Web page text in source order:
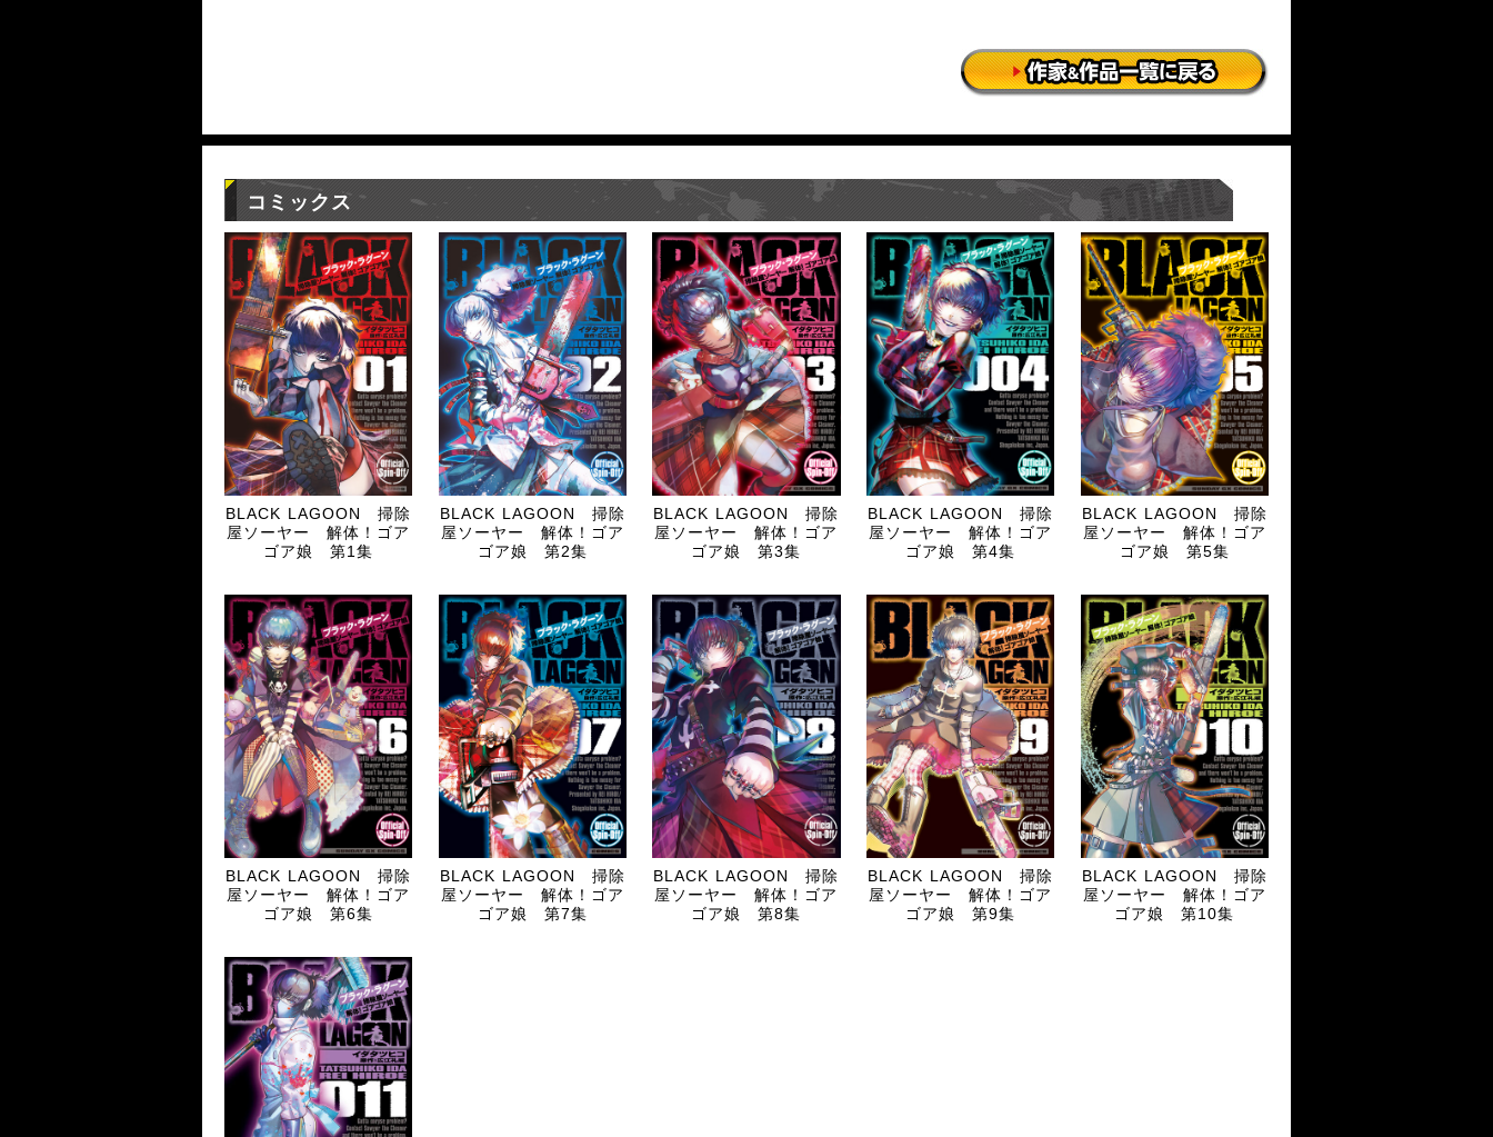
コミックス
BLACK LAGOON 掃除
屋ソーヤー 解体！ゴア
ゴア娘 第1集
BLACK LAGOON 掃除
屋ソーヤー 解体！ゴア
ゴア娘 第2集
BLACK LAGOON 掃除
屋ソーヤー 解体！ゴア
ゴア娘 第3集
BLACK LAGOON 掃除
屋ソーヤー 解体！ゴア
ゴア娘 第4集
BLACK LAGOON 掃除
屋ソーヤー 解体！ゴア
ゴア娘 第5集
BLACK LAGOON 掃除
屋ソーヤー 解体！ゴア
ゴア娘 第6集
BLACK LAGOON 掃除
屋ソーヤー 解体！ゴア
ゴア娘 第7集
BLACK LAGOON 掃除
屋ソーヤー 解体！ゴア
ゴア娘 第8集
BLACK LAGOON 掃除
屋ソーヤー 解体！ゴア
ゴア娘 第9集
BLACK LAGOON 掃除
屋ソーヤー 解体！ゴア
ゴア娘 第10集